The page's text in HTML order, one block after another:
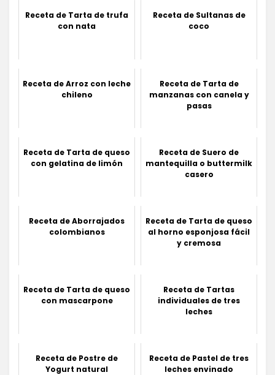
Receta de Tarta de trufa
con nata
Receta de Sultanas de
coco
Receta de Arroz con leche
chileno
Receta de Tarta de
manzanas con canela y
pasas
Receta de Tarta de queso
con gelatina de limón
Receta de Suero de
mantequilla o buttermilk
casero
Receta de Aborrajados
colombianos
Receta de Tarta de queso
al horno esponjosa fácil
y cremosa
Receta de Tarta de queso
con mascarpone
Receta de Tartas
individuales de tres
leches
Receta de Postre de
Yogurt natural
Receta de Pastel de tres
leches envinado